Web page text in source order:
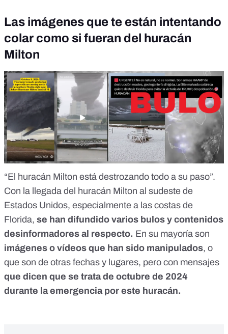
Las imágenes que te están intentando
colar como si fueran del huracán
Milton
“El huracán Milton está destrozando todo a su paso”.
Con la llegada del huracán Milton al sudeste de
Estados Unidos, especialmente a las costas de
Florida, se han difundido varios bulos y contenidos
desinformadores al respecto. En su mayoría son
imágenes o vídeos que han sido manipulados, o
que son de otras fechas y lugares, pero con mensajes
que dicen que se trata de octubre de 2024
durante la emergencia por este huracán.